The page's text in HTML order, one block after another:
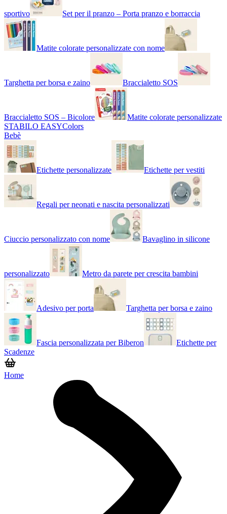
sportivo Set per il pranzo – Porta pranzo e borraccia
Matite colorate personalizzate con nome
Targhetta per borsa e zaino Braccialetto SOS
Braccialetto SOS – Bicolore
Matite colorate personalizzate
STABILO EASYColors
Bebè
Etichette personalizzate Etichette per vestiti
Regali per neonati e nascita personalizzati
Ciuccio personalizzato con nome Bavaglino in silicone
personalizzato Metro da parete per crescita bambini
Adesivo per porta Targhetta per borsa e zaino
Fascia personalizzata per Biberon
Etichette per
Scadenze
Home